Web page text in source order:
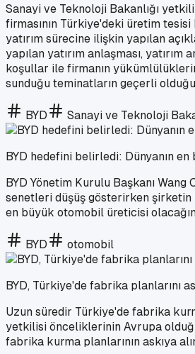
Sanayi ve Teknoloji Bakanlığı
firmasının Türkiye'deki üretim
yatırım sürecine ilişkin yapılan
yapılan yatırım anlaşması, yatırım
koşullar ile firmanın
sunduğu teminatların geçerli
BYD Sanayi ve Teknoloji
BYD hedefini belirledi: Dünyanın en
BYD Yönetim Kurulu Başkanı Wang
senetleri düşüş gösterirken şirketin
en büyük otomobil üreticisi
BYD otomobil
BYD, Türkiye'de fabrika planlarını
Uzun süredir Türkiye'de fabrika
yetkilisi önceliklerinin Avrupa
fabrika kurma planlarının askıya